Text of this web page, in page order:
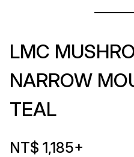
LMC
NARROW
TEAL
NT$ 1,185+